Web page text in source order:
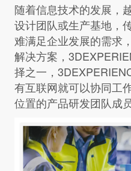
随着信息技术的发展，
设计团队或生产基地，
难满足企业发展的需求
解决方案，
择之一，
有互联网就可以协同工
位置的产品研发团队成